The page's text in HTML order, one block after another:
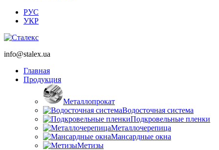
РУС
УКР
info@stalex.ua
Главная
Продукция
Металлопрокат
Водосточная система
Подкровельные пленки
Металлочерепица
Мансардные окна
Метизы